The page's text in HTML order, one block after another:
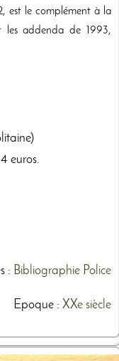
est le complément à la
les addenda de 1993,
euros.
: Bibliographie Police
Epoque : XXe siècle